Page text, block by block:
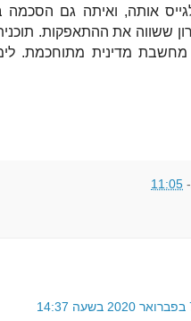
אותה, ואיתה גם הסכמה
ששווה את ההתאפקות.
מדינית מתוחכמת.
11:05
14:37